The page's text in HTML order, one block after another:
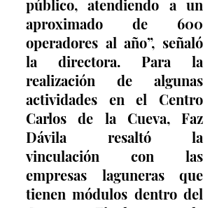
público, atendiendo a un
aproximado de 600
operadores al año”, señaló
la directora. Para la
realización de algunas
actividades en el Centro
Carlos de la Cueva, Faz
Dávila resaltó la
vinculación con las
empresas laguneras que
tienen módulos dentro del